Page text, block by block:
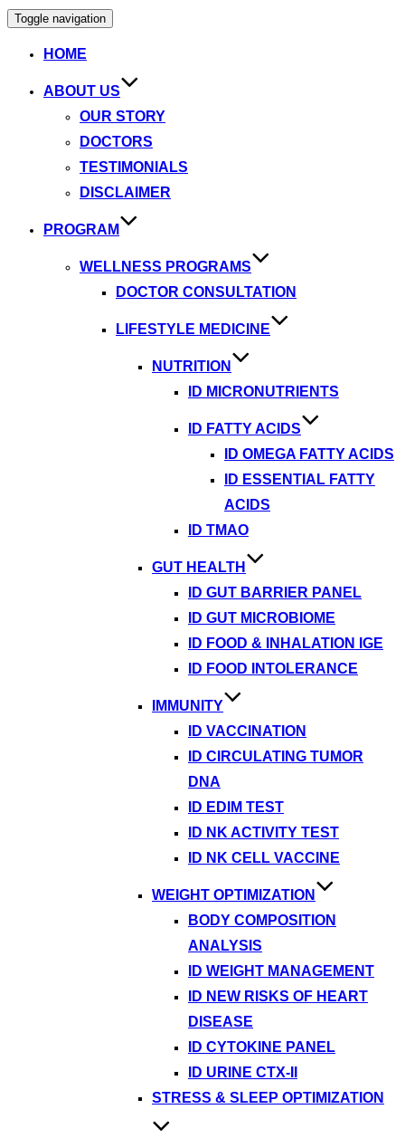
Toggle navigation
HOME
ABOUT US
OUR STORY
DOCTORS
TESTIMONIALS
DISCLAIMER
PROGRAM
WELLNESS PROGRAMS
DOCTOR CONSULTATION
LIFESTYLE MEDICINE
NUTRITION
ID MICRONUTRIENTS
ID FATTY ACIDS
ID OMEGA FATTY ACIDS
ID ESSENTIAL FATTY
ACIDS
ID TMAO
GUT HEALTH
ID GUT BARRIER PANEL
ID GUT MICROBIOME
ID FOOD & INHALATION IGE
ID FOOD INTOLERANCE
IMMUNITY
ID VACCINATION
ID CIRCULATING TUMOR
DNA
ID EDIM TEST
ID NK ACTIVITY TEST
ID NK CELL VACCINE
WEIGHT OPTIMIZATION
BODY COMPOSITION
ANALYSIS
ID WEIGHT MANAGEMENT
ID NEW RISKS OF HEART
DISEASE
ID CYTOKINE PANEL
ID URINE CTX-II
STRESS & SLEEP OPTIMIZATION